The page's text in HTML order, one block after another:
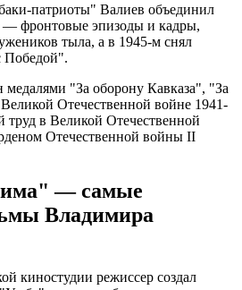
патриоты" Валиев объединил
— фронтовые эпизоды и кадры,
тыла, а в 1945-м снял
Победой".
"За оборону Кавказа", "За
Отечественной войне 1941-
труд в Великой Отечественной
Отечественной войны II
— самые
Владимира
киностудии режиссер создал